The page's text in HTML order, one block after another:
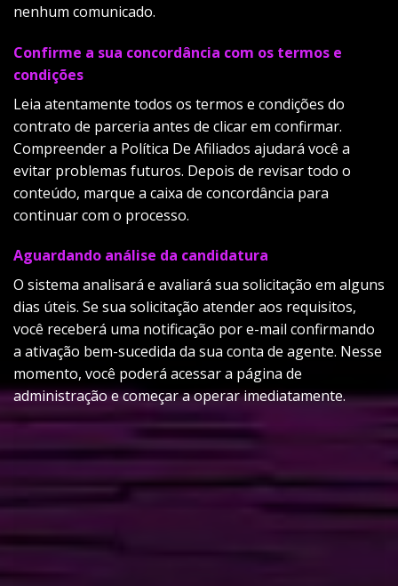
nenhum comunicado.
Confirme a sua concordância com os termos e
condições
Leia atentamente todos os termos e condições do
contrato de parceria antes de clicar em confirmar.
Compreender a Política De Afiliados ajudará você a
evitar problemas futuros. Depois de revisar todo o
conteúdo, marque a caixa de concordância para
continuar com o processo.
Aguardando análise da candidatura
O sistema analisará e avaliará sua solicitação em alguns
dias úteis. Se sua solicitação atender aos requisitos,
você receberá uma notificação por e-mail confirmando
a ativação bem-sucedida da sua conta de agente. Nesse
momento, você poderá acessar a página de
administração e começar a operar imediatamente.